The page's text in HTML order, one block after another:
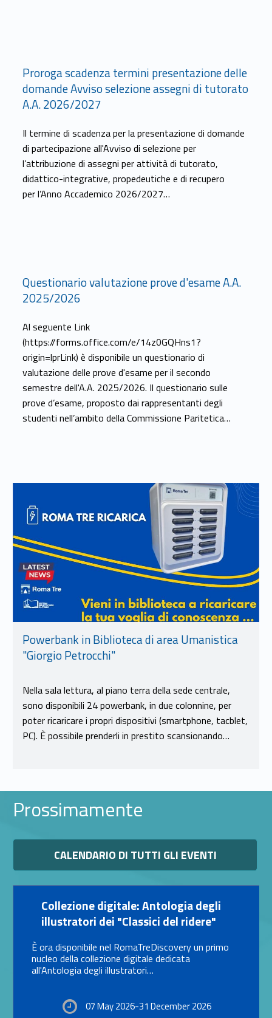
Proroga scadenza termini presentazione delle
domande Avviso selezione assegni di tutorato
A.A. 2026/2027
Il termine di scadenza per la presentazione di domande
di partecipazione all'Avviso di selezione per
l’attribuzione di assegni per attività di tutorato,
didattico-integrative, propedeutiche e di recupero
per l’Anno Accademico 2026/2027…
Questionario valutazione prove d'esame A.A.
2025/2026
Al seguente Link
(https://forms.office.com/e/14z0GQHns1?
origin=lprLink) è disponibile un questionario di
valutazione delle prove d'esame per il secondo
semestre dell'A.A. 2025/2026. Il questionario sulle
prove d’esame, proposto dai rappresentanti degli
studenti nell’ambito della Commissione Paritetica…
Link identifier #identifier__21015-10
Powerbank in Biblioteca di area Umanistica
"Giorgio Petrocchi"
Nella sala lettura, al piano terra della sede centrale,
sono disponibili 24 powerbank, in due colonnine, per
poter ricaricare i propri dispositivi (smartphone, tacblet,
PC). È possibile prenderli in prestito scansionando…
Prossimamente
Link identifier #identifier__171776-11
CALENDARIO DI TUTTI GLI EVENTI
Link identifier #identifier__114292-12
Collezione digitale: Antologia degli
illustratori dei "Classici del ridere"
È ora disponibile nel RomaTreDiscovery un primo
nucleo della collezione digitale dedicata
all'Antologia degli illustratori…
07 May 2026-31 December 2026